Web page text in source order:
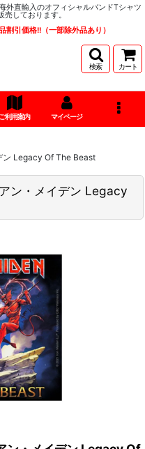
外直輸入のオフィシャルバンドTシャツ
しております。
割引価格!!（一部除外品あり）
検索 カート
ご利用案内 マイページ
ン Legacy Of The Beast
ン・メイデン Legacy